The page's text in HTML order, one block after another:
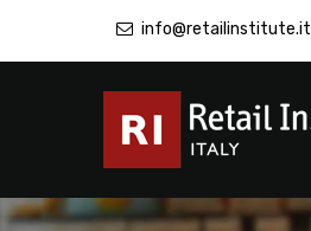
info@retailinstitute.it